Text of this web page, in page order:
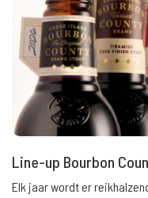
Line-up Bourbon
Elk jaar wordt er